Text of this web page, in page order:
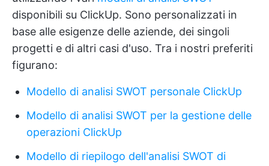
disponibili su ClickUp. Sono personalizzati in
base alle esigenze delle aziende, dei singoli
progetti e di altri casi d'uso. Tra i nostri preferiti
figurano:
Modello di analisi SWOT personale ClickUp
Modello di analisi SWOT per la gestione delle
operazioni ClickUp
Modello di riepilogo dell'analisi SWOT di